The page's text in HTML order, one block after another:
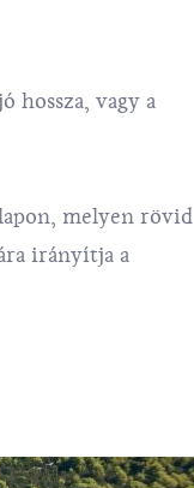
hossza, vagy a
melyen rövid
irányítja a